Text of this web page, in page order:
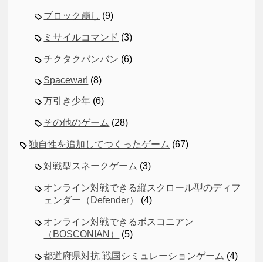
ブロック崩し (9)
ミサイルコマンド (3)
チクタクバンバン (6)
Spacewar! (8)
万引き少年 (6)
その他のゲーム (28)
独自性を追加してつくったゲーム (67)
対戦型スネークゲーム (3)
オンライン対戦できる縦スクロール型のディフ
ェンダー（Defender）
(4)
オンライン対戦できるボスコニアン
（BOSCONIAN）
(5)
都道府県対抗 戦国シミュレーションゲーム (4)